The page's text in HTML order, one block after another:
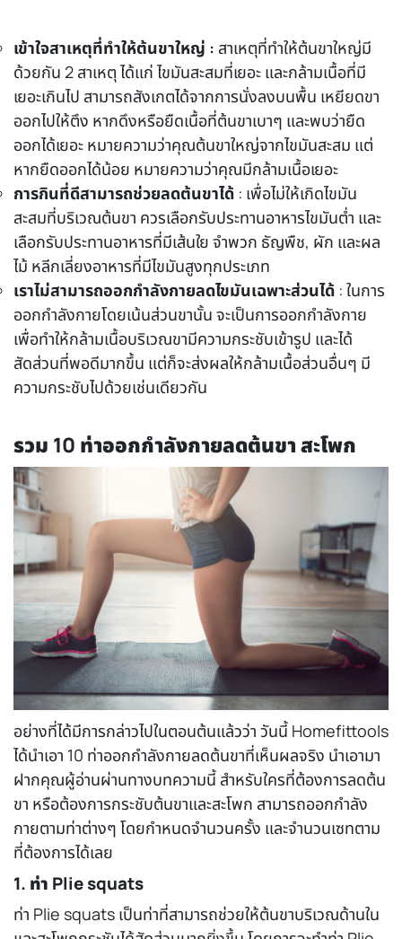
เข้าใจสาเหตุที่ทำให้ต้นขาใหญ่ : สาเหตุที่ทำให้ต้นขาใหญ่มี
ด้วยกัน 2 สาเหตุ ได้แก่ ไขมันสะสมที่เยอะ และกล้ามเนื้อที่มี
เยอะเกินไป สามารถสังเกตได้จากการนั่งลงบนพื้น เหยียดขา
ออกไปให้ตึง หากดึงหรือยืดเนื้อที่ต้นขาเบาๆ และพบว่ายืด
ออกได้เยอะ หมายความว่าคุณต้นขาใหญ่จากไขมันสะสม แต่
หากยืดออกได้น้อย หมายความว่าคุณมีกล้ามเนื้อเยอะ
การกินที่ดีสามารถช่วยลดต้นขาได้ : เพื่อไม่ให้เกิดไขมัน
สะสมที่บริเวณต้นขา ควรเลือกรับประทานอาหารไขมันต่ำ และ
เลือกรับประทานอาหารที่มีเส้นใย จำพวก ธัญพืช, ผัก และผล
ไม้ หลีกเลี่ยงอาหารที่มีไขมันสูงทุกประเภท
เราไม่สามารถออกกำลังกายลดไขมันเฉพาะส่วนได้ : ในการ
ออกกำลังกายโดยเน้นส่วนขานั้น จะเป็นการออกกำลังกาย
เพื่อทำให้กล้ามเนื้อบริเวณขามีความกระชับเข้ารูป และได้
สัดส่วนที่พอดีมากขึ้น แต่ก็จะส่งผลให้กล้ามเนื้อส่วนอื่นๆ มี
ความกระชับไปด้วยเช่นเดียวกัน
รวม 10 ท่าออกกำลังกายลดต้นขา สะโพก
อย่างที่ได้มีการกล่าวไปในตอนต้นแล้วว่า วันนี้ Homefittools
ได้นำเอา 10 ท่าออกกำลังกายลดต้นขาที่เห็นผลจริง นำเอามา
ฝากคุณผู้อ่านผ่านทางบทความนี้ สำหรับใครที่ต้องการลดต้น
ขา หรือต้องการกระชับต้นขาและสะโพก สามารถออกกำลัง
กายตามท่าต่างๆ โดยกำหนดจำนวนครั้ง และจำนวนเซทตาม
ที่ต้องการได้เลย
1. ท่า Plie squats
ท่า Plie squats เป็นท่าที่สามารถช่วยให้ต้นขาบริเวณด้านใน